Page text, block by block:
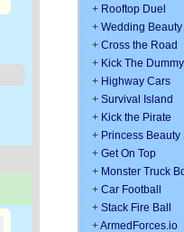
+ Rooftop Duel
+ Wedding
+ Cross the Road
+ Kick The Dummy
+ Highway Cars
+ Survival Island
+ Kick the Pirate
+ Princess Beauty
+ Get On Top
+ Monster Truck
+ Car Football
+ Stack Fire Ball
+ArmedForces.io